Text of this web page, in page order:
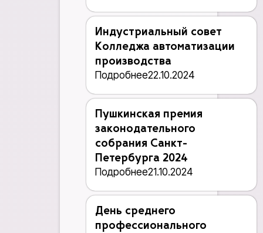
Индустриальный совет
Колледжа автоматизации
производства
Подробнее22.10.2024
Пушкинская премия
законодательного
собрания Санкт-
Петербурга 2024
Подробнее21.10.2024
День среднего
профессионального